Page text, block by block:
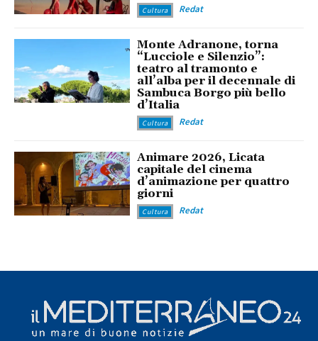
Cultura Redat
Monte Adranone, torna
“Lucciole e Silenzio”:
teatro al tramonto e
all’alba per il decennale di
Sambuca Borgo più bello
d’Italia
Cultura Redat
Animare 2026, Licata
capitale del cinema
d’animazione per quattro
giorni
Cultura Redat